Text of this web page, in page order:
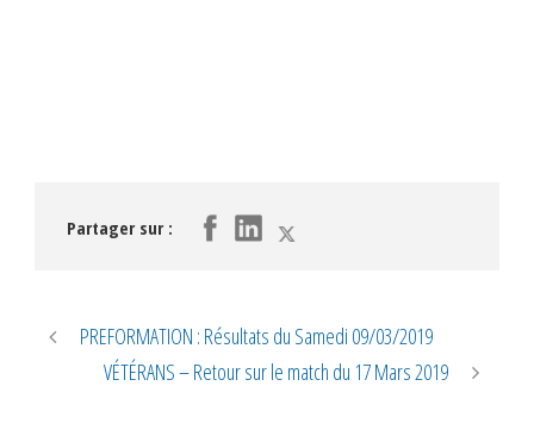
Partager sur :
PREFORMATION : Résultats du Samedi 09/03/2019
VÉTÉRANS – Retour sur le match du 17 Mars 2019